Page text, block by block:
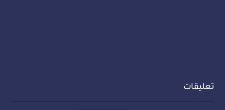
تعليقات